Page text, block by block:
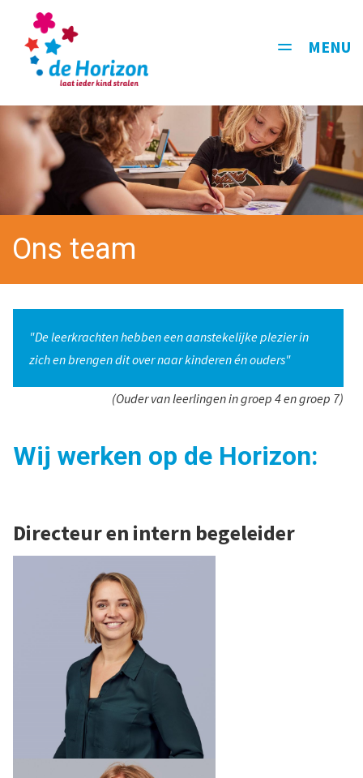
Toggle
MENU
Ons team
"De leerkrachten hebben een aanstekelijke plezier in
zich en brengen dit over naar kinderen én ouders"
(Ouder van leerlingen in groep 4 en groep 7)
Wij werken op de Horizon:
Directeur en intern begeleider